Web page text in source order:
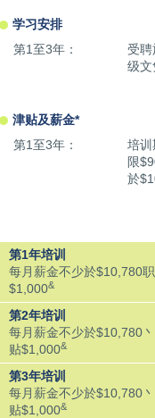
学习安排
第1至3年：
受聘
级文
津贴及薪金*
第1至3年：
培训
限
於
第1年培训
每月薪金不少於$10,780
$1,000&
第2年培训
每月薪金不少於$10,780
贴$1,000&
第3年培训
每月薪金不少於$10,780
贴$1,000&